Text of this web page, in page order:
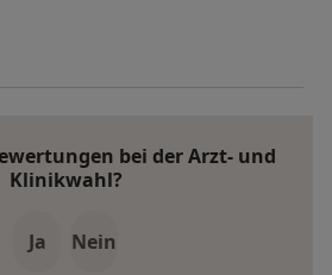
bei der Arzt- und
Klinikwahl?
Ja Nein